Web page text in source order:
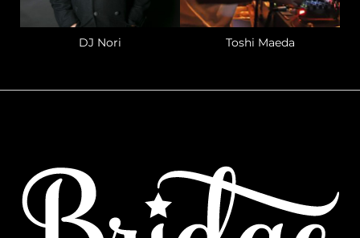
DJ Nori Toshi Maeda